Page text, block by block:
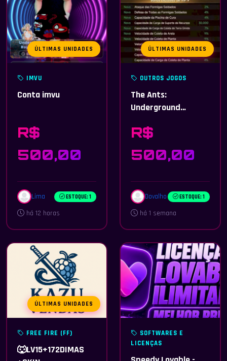
ÚLTIMAS UNIDADES
IMVU
Conta imvu
R$
500,00
Lima ESTOQUE: 1
há 12 horas
ÚLTIMAS UNIDADES
OUTROS JOGOS
The Ants:
Underground
R$
500,00
Dovalho ESTOQUE: 1
há 1 semana
ÚLTIMAS UNIDADES
FREE FIRE (FF)
🐺LV15+172DIMAS
SOFTWARES E
LICENÇAS